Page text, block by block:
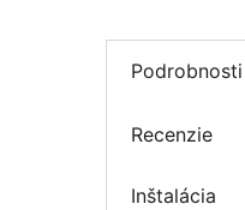
Podrobnosti
Recenzie
Inštalácia